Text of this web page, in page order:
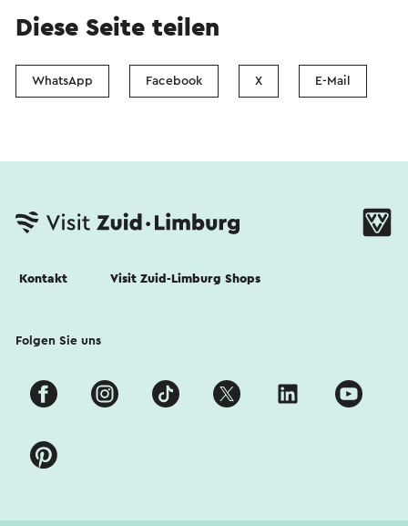
Diese Seite teilen
WhatsApp Facebook X E-Mail
Kontakt Visit Zuid-Limburg Shops
Folgen Sie uns